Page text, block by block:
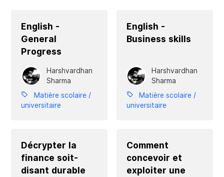
English -
General
Progress
Harshvardhan
Sharma
Matière scolaire /
universitaire
English -
Business skills
Harshvardhan
Sharma
Matière scolaire /
universitaire
Décrypter la
finance soit-
disant durable
Comment
concevoir et
exploiter une